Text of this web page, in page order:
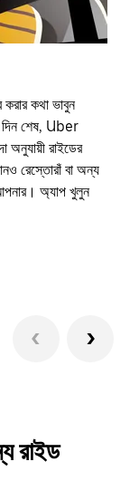
করার কথা ভাবুন
শেষ, Uber
অনুযায়ী রাইডের
রেস্তোরাঁ বা অন্য
অ্যাপ খুলুন
রাইড